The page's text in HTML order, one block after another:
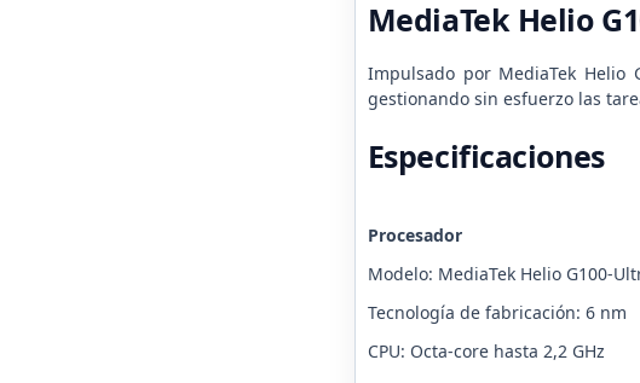
MediaTek Helio
Impulsado por MediaTek
gestionando sin esfuerzo las
Especificaciones
Procesador
Modelo: MediaTek Helio G100-
Tecnología de fabricación: 6 nm
CPU: Octa-core hasta 2,2 GHz